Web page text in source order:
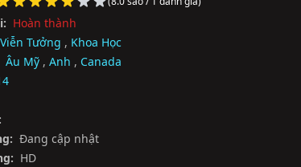
Hoàn thành
Viễn Tưởng , Khoa Học
Âu Mỹ , Anh , Canada
Đang cập nhật
HD